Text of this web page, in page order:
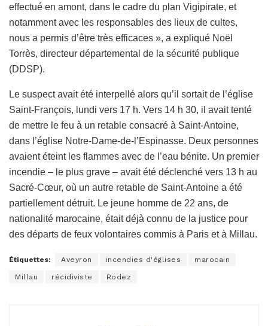
effectué en amont, dans le cadre du plan Vigipirate, et
notamment avec les responsables des lieux de cultes,
nous a permis d’être très efficaces », a expliqué Noël
Torrès, directeur départemental de la sécurité publique
(DDSP).
Le suspect avait été interpellé alors qu’il sortait de l’église
Saint-François, lundi vers 17 h. Vers 14 h 30, il avait tenté
de mettre le feu à un retable consacré à Saint-Antoine,
dans l’église Notre-Dame-de-l’Espinasse. Deux personnes
avaient éteint les flammes avec de l’eau bénite. Un premier
incendie – le plus grave – avait été déclenché vers 13 h au
Sacré-Cœur, où un autre retable de Saint-Antoine a été
partiellement détruit. Le jeune homme de 22 ans, de
nationalité marocaine, était déjà connu de la justice pour
des départs de feux volontaires commis à Paris et à Millau.
Étiquettes: Aveyron incendies d'églises marocain
Millau récidiviste Rodez